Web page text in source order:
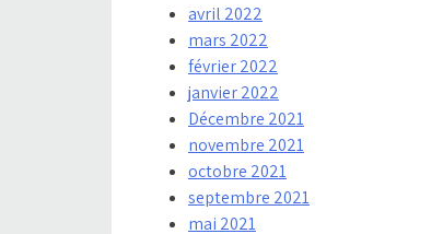
avril 2022
mars 2022
février 2022
janvier 2022
Décembre 2021
novembre 2021
octobre 2021
septembre 2021
mai 2021